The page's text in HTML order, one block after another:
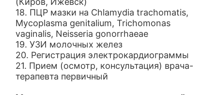
18. ПЦР мазки на Chlamydia trachomatis,
Mycoplasma genitalium, Trichomonas
vaginalis, Neisseria gonorrhaeae
19. УЗИ молочных желез
20. Регистрация электрокардиограммы
21. Прием (осмотр, консультация) врача-
терапевта первичный